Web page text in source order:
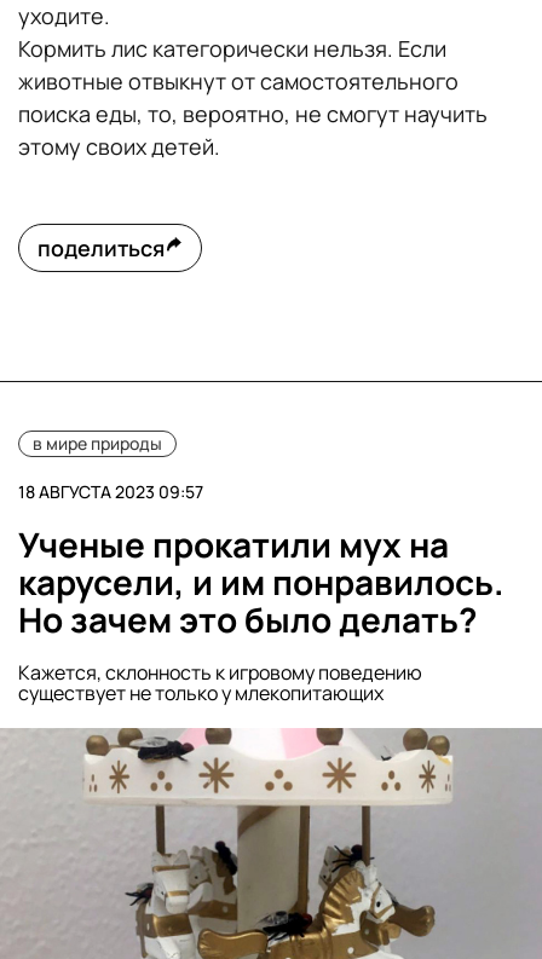
уходите.
Кормить лис категорически нельзя. Если
животные отвыкнут от самостоятельного
поиска еды, то, вероятно, не смогут научить
этому своих детей.
поделиться
в мире природы
18 АВГУСТА 2023 09:57
Ученые прокатили мух на
карусели, и им понравилось.
Но зачем это было делать?
Кажется, склонность к игровому поведению
существует не только у млекопитающих